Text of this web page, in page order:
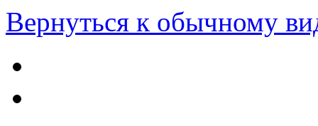
Вернуться к обычному